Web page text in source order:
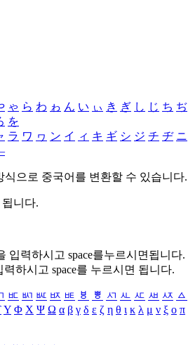
ゃ ら わ ゎ ん い ぃ き ぎ し じ ち ぢ
を
ラ ワ ヮ ン イ ィ キ ギ シ ジ チ ヂ ニ
식으로 중국어를 변환할 수 있습니다.
니다.
입력하시고 space를누르시면됩니다.
력하시고 space를 누르시면 됩니다.
ㅳ ㅴ ㅵ ㅶ ㅷ ㅸ ㅹ ㅺ ㅻ ㅼ ㅽ ㅾ ㅿ
Υ Φ Χ Ψ Ω α β γ δ ε ζ η θ ι κ λ μ ν ξ ο π